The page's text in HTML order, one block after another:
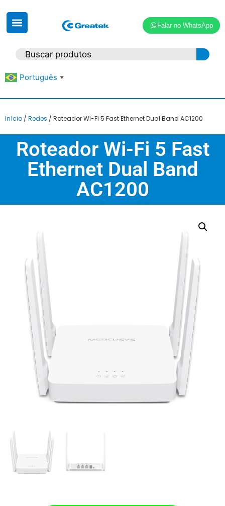
Falar no WhatsApp
Português ▼
Início / Redes / Roteador Wi-Fi 5 Fast Ethernet Dual Band AC1200
Roteador Wi-Fi 5 Fast
Ethernet Dual Band
AC1200